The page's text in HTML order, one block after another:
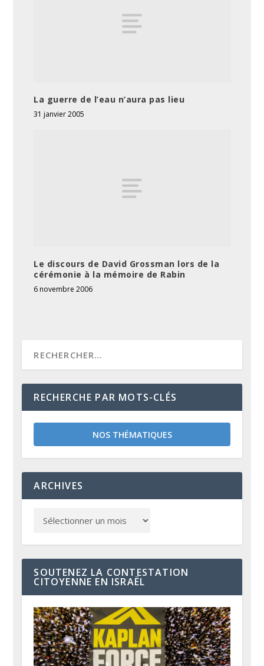
La guerre de l’eau n’aura pas lieu
31 janvier 2005
Le discours de David Grossman lors de la
cérémonie à la mémoire de Rabin
6 novembre 2006
RECHERCHE PAR MOTS-CLÉS
NOS THÉMATIQUES
ARCHIVES
SOUTENEZ LA CONTESTATION
CITOYENNE EN ISRAËL